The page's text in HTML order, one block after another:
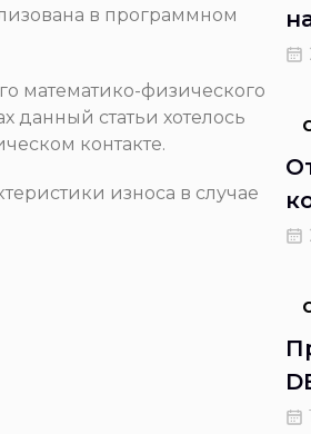
в программном
математико-физического
данный статьи хотелось
контакте.
износа в случае